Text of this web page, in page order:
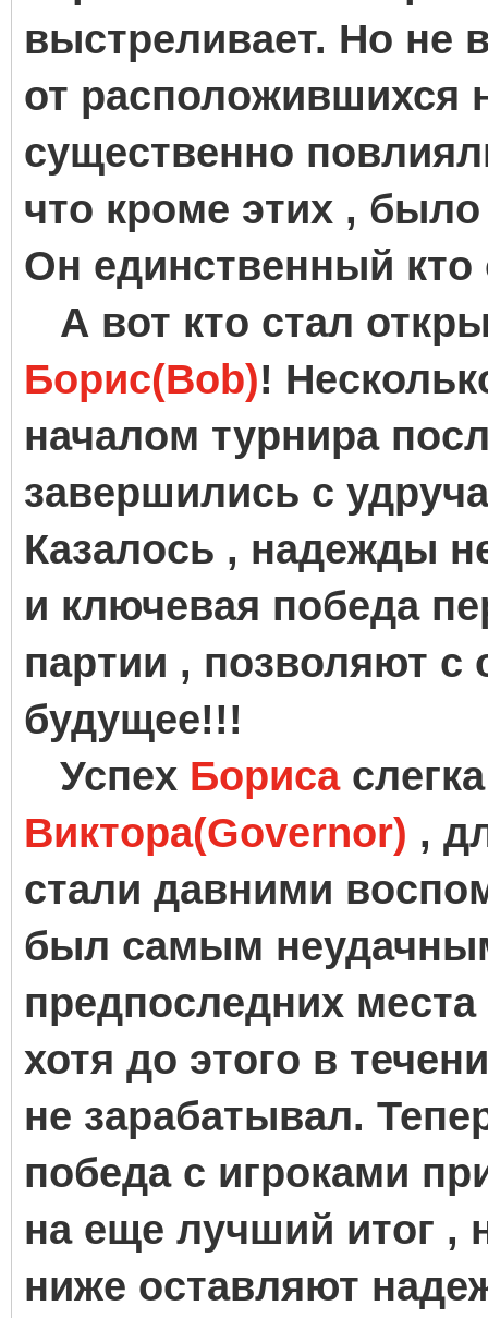
выстреливает. Но не
от расположившихся
существенно
что кроме этих ,
Он единственный кто
А вот кто стал
Борис(Bob)!
началом турнира
завершились с
Казалось , надежды
и ключевая победа
партии , позволяют с
будущее!!!
Успех Бориса
Виктора(Governor) ,
стали давними
был самым
предпоследних места
хотя до этого в
не зарабатывал.
победа с игроками
на еще лучший итог ,
ниже оставляют